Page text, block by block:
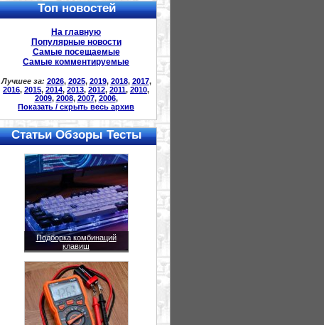
Топ новостей
На главную
Популярные новости
Самые посещаемые
Самые комментируемые
Лучшее за: 2026, 2025, 2019, 2018, 2017,
2016, 2015, 2014, 2013, 2012, 2011, 2010,
2009, 2008, 2007, 2006,
Показать / скрыть весь архив
Статьи Обзоры Тесты
Подборка комбинаций
клавиш